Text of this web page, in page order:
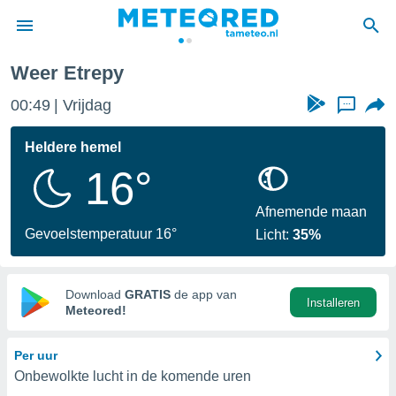
door
verstrekte
hoge
hebt de
voor
op basis
Weer Etrepy
00:49 Vrijdag ...
Heldere hemel
16°
Gevoelstemperatuur 16°
Afnemende maan
Licht:35%
Download GRATIS de app van
Meteored!
Installeren
Per uur
Onbewolkte lucht in de komende uren